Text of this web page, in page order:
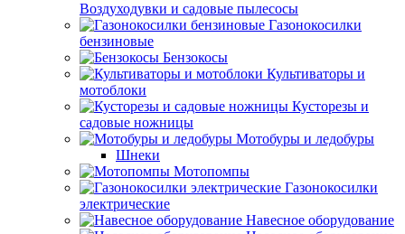
Воздуходувки и садовые пылесосы
Газонокосилки
бензиновые
Бензокосы
Культиваторы и
мотоблоки
Кусторезы и
садовые ножницы
Мотобуры и ледобуры
Шнеки
Мотопомпы
Газонокосилки
электрические
Навесное оборудование